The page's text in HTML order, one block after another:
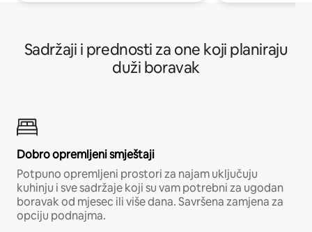
Sadržaji i prednosti za one koji planiraju
duži boravak
Dobro opremljeni smještaji
Potpuno opremljeni prostori za najam uključuju
kuhinju i sve sadržaje koji su vam potrebni za ugodan
boravak od mjesec ili više dana. Savršena zamjena za
opciju podnajma.